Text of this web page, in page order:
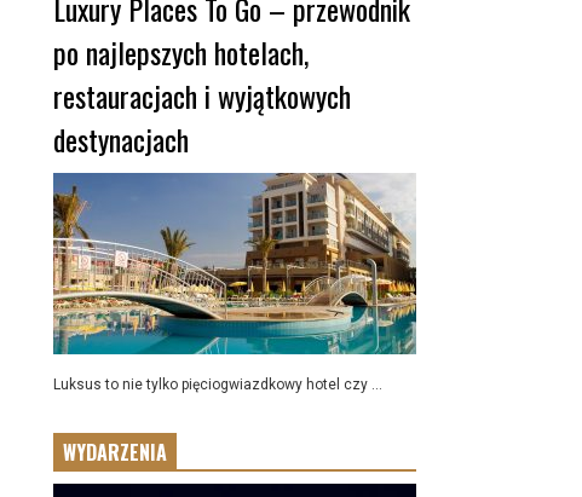
po najlepszych hotelach,
restauracjach i wyjątkowych
destynacjach
Luksus to nie tylko pięciogwiazdkowy hotel czy ...
WYDARZENIA